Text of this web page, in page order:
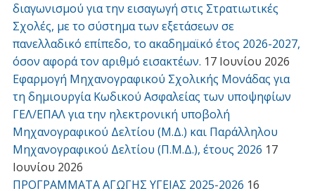
διαγωνισμού για την εισαγωγή στις Στρατιωτικές
Σχολές, με το σύστημα των εξετάσεων σε
πανελλαδικό επίπεδο, το ακαδημαϊκό έτος 2026-2027,
όσον αφορά τον αριθμό εισακτέων. 17 Ιουνίου 2026
Εφαρμογή Μηχανογραφικού Σχολικής Μονάδας για
τη δημιουργία Κωδικού Ασφαλείας των υποψηφίων
ΓΕΛ/ΕΠΑΛ για την ηλεκτρονική υποβολή
Μηχανογραφικού Δελτίου (Μ.Δ.) και Παράλληλου
Μηχανογραφικού Δελτίου (Π.Μ.Δ.), έτους 2026 17
Ιουνίου 2026
ΠΡΟΓΡΑΜΜΑΤΑ ΑΓΩΓΗΣ ΥΓΕΙΑΣ 2025-2026 16